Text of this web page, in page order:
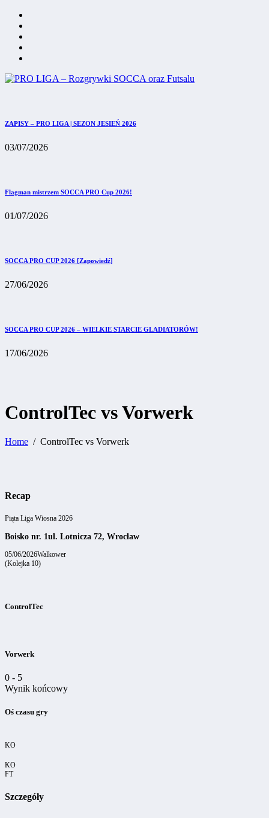
ZAPISY – PRO LIGA | SEZON JESIEŃ 2026
03/07/2026
Flagman mistrzem SOCCA PRO Cup 2026!
01/07/2026
SOCCA PRO CUP 2026 [Zapowiedź]
27/06/2026
SOCCA PRO CUP 2026 – WIELKIE STARCIE GLADIATORÓW!
17/06/2026
ControlTec vs Vorwerk
Home ControlTec vs Vorwerk
Recap
Piąta Liga Wiosna 2026
Boisko nr. 1ul. Lotnicza 72, Wrocław
05/06/2026Walkower
(Kolejka 10)
ControlTec
Vorwerk
0 - 5
Wynik końcowy
Oś czasu gry
KO
KO
FT
Szczegóły